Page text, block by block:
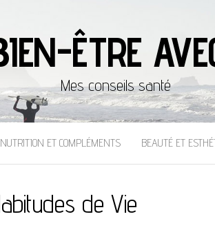
ÊTRE
Mes conseils santé
NUTRITION ET COMPLÉMENTS BEAUTÉ ET
de Vie